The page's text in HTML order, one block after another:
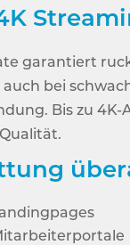
garantiert
bei
Bis zu 4K-